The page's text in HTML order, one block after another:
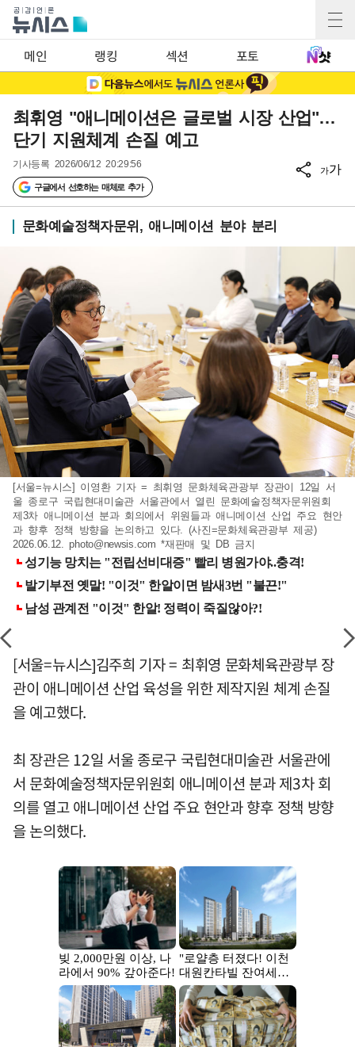
메인 랭킹 섹션 포토
최휘영 "애니메이션은 글로벌 시장 산업"…
단기 지원체계 손질 예고
기사등록 2026/06/12 20:29:56
구글에서 선호하는 매체로 추가
가가
문화예술정책자문위, 애니메이션 분야 분리
[서울=뉴시스] 이영환 기자 = 최휘영 문화체육관광부 장관이 12일 서
울 종로구 국립현대미술관 서울관에서 열린 문화예술정책자문위원회
제3차 애니메이션 분과 회의에서 위원들과 애니메이션 산업 주요 현안
과 향후 정책 방향을 논의하고 있다. (사진=문화체육관광부 제공)
2026.06.12.photo@newsis.com *재판매 및 DB 금지
[서울=뉴시스]김주희 기자 = 최휘영 문화체육관광부 장
관이 애니메이션 산업 육성을 위한 제작지원 체계 손질
을 예고했다.
최 장관은 12일 서울 종로구 국립현대미술관 서울관에
서 문화예술정책자문위원회 애니메이션 분과 제3차 회
의를 열고 애니메이션 산업 주요 현안과 향후 정책 방향
을 논의했다.